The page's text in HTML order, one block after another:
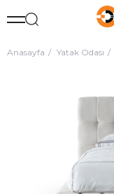
Anasayfa Yatak Odası